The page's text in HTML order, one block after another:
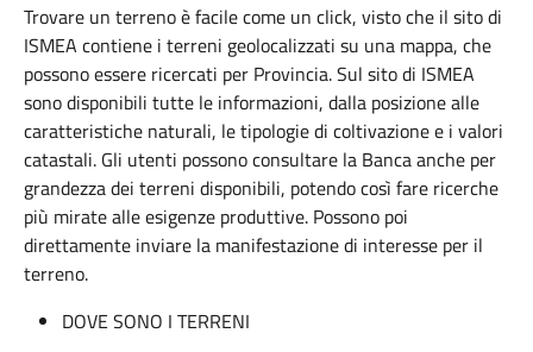
Trovare un terreno è facile come un click, visto che il sito di
ISMEA contiene i terreni geolocalizzati su una mappa, che
possono essere ricercati per Provincia. Sul sito di ISMEA
sono disponibili tutte le informazioni, dalla posizione alle
caratteristiche naturali, le tipologie di coltivazione e i valori
catastali. Gli utenti possono consultare la Banca anche per
grandezza dei terreni disponibili, potendo così fare ricerche
più mirate alle esigenze produttive. Possono poi
direttamente inviare la manifestazione di interesse per il
terreno.
DOVE SONO I TERRENI